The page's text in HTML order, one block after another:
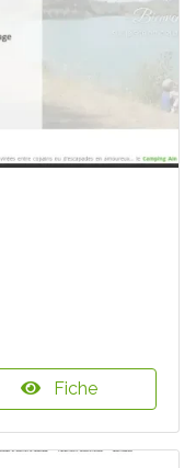
Fiche